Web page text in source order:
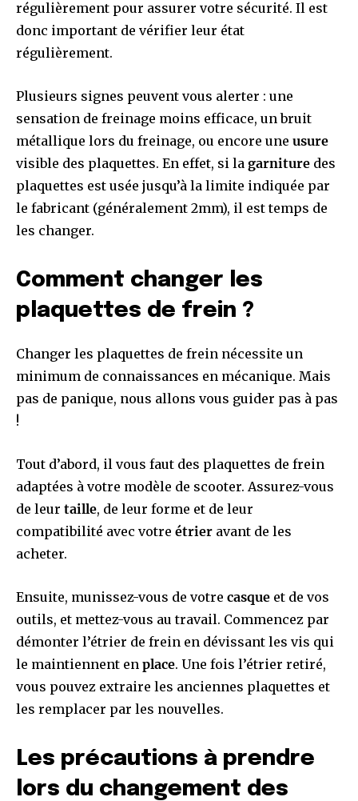
régulièrement pour assurer votre sécurité. Il est
donc important de vérifier leur état
régulièrement.
Plusieurs signes peuvent vous alerter : une
sensation de freinage moins efficace, un bruit
métallique lors du freinage, ou encore une usure
visible des plaquettes. En effet, si la garniture des
plaquettes est usée jusqu’à la limite indiquée par
le fabricant (généralement 2mm), il est temps de
les changer.
Comment changer les
plaquettes de frein ?
Changer les plaquettes de frein nécessite un
minimum de connaissances en mécanique. Mais
pas de panique, nous allons vous guider pas à pas
!
Tout d’abord, il vous faut des plaquettes de frein
adaptées à votre modèle de scooter. Assurez-vous
de leur taille, de leur forme et de leur
compatibilité avec votre étrier avant de les
acheter.
Ensuite, munissez-vous de votre casque et de vos
outils, et mettez-vous au travail. Commencez par
démonter l’étrier de frein en dévissant les vis qui
le maintiennent en place. Une fois l’étrier retiré,
vous pouvez extraire les anciennes plaquettes et
les remplacer par les nouvelles.
Les précautions à prendre
lors du changement des